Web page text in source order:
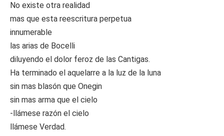
No existe otra realidad
mas que esta reescritura perpetua
innumerable
las arias de Bocelli
diluyendo el dolor feroz de las Cantigas.
Ha terminado el aquelarre a la luz de la luna
sin mas blasón que Onegin
sin mas arma que el cielo
-llámese razón el cielo
llámese Verdad.